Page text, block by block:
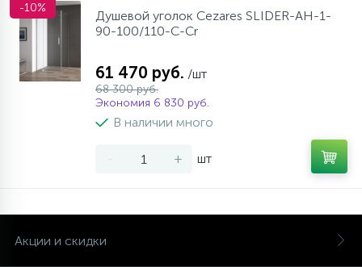
-10%
Душевой уголок Cezares SLIDER-AH-1-
90-100/110-C-Cr
61 470 руб. /шт
68 300 руб.
Экономия 6 830 руб.
В наличии много
- + шт
Акции и скидки